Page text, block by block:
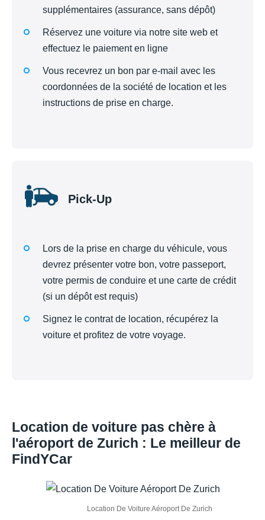
supplémentaires (assurance, sans dépôt)
Réservez une voiture via notre site web et
effectuez le paiement en ligne
Vous recevrez un bon par e-mail avec les
coordonnées de la société de location et les
instructions de prise en charge.
Pick-Up
Lors de la prise en charge du véhicule, vous
devrez présenter votre bon, votre passeport,
votre permis de conduire et une carte de crédit
(si un dépôt est requis)
Signez le contrat de location, récupérez la
voiture et profitez de votre voyage.
Location de voiture pas chère à
l'aéroport de Zurich : Le meilleur de
FindYCar
Location De Voiture Aéroport De Zurich